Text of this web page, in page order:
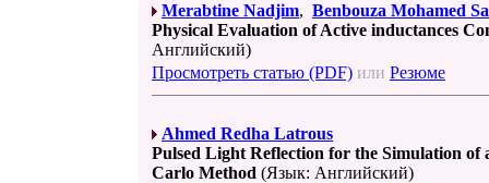
Merabtine Nadjim, Benbouza Mohamed
Physical Evaluation of Active inductances
Английский)
Просмотреть статью (PDF) или Резюме
Ahmed Redha Latrous
Pulsed Light Reflection for the Simulation of
Carlo Method (Язык: Английский)